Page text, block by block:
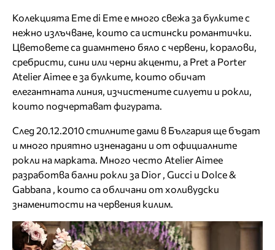
Колекцията Eme di Eme е много свежа за булките с
нежно излъчване, които са истински романтички.
Цветовете са диамнтено бяло с червени, коралови,
сребристи, сини или черни акценти, а Pret a Porter
Atelier Aimee е за булките, които обичат
елегантната линия, изчистените силуети и рокли,
които подчертават фигурата.
След 20.12.2010 стилните дами в България ще бъдат
и много приятно изненадани и от официалните
рокли на марката. Много често Atelier Aimee
разработва бални рокли за Dior , Gucci и Dolce &
Gabbana , които са обличани от холивудски
знаменитости на червения килим.